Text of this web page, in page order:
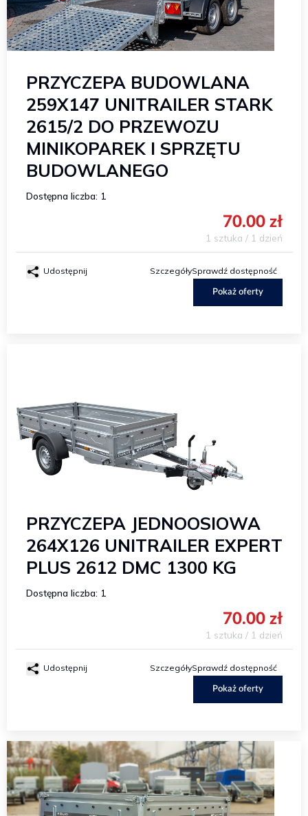
PRZYCZEPA BUDOWLANA
259X147 UNITRAILER STARK
2615/2 DO PRZEWOZU
MINIKOPAREK I SPRZĘTU
BUDOWLANEGO
Dostępna liczba: 1
70.00 zł
1 sztuka / 1 dzień
Udostępnij SzczegółySprawdź dostępność
Pokaż oferty
PRZYCZEPA JEDNOOSIOWA
264X126 UNITRAILER EXPERT
PLUS 2612 DMC 1300 KG
Dostępna liczba: 1
70.00 zł
1 sztuka / 1 dzień
Udostępnij SzczegółySprawdź dostępność
Pokaż oferty